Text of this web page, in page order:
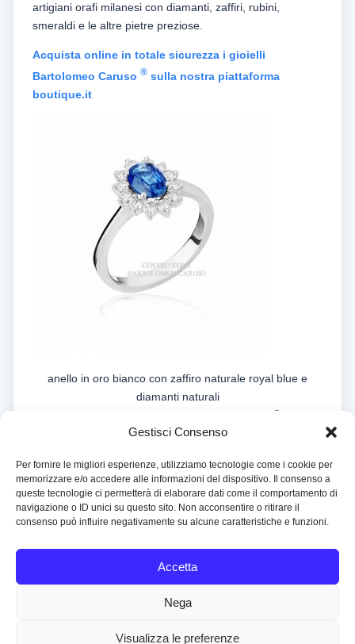
Gestisci Consenso
Per fornire le migliori esperienze, utilizziamo tecnologie come i cookie per
memorizzare e/o accedere alle informazioni del dispositivo. Il consenso a
queste tecnologie ci permetterà di elaborare dati come il comportamento di
navigazione o ID unici su questo sito. Non acconsentire o ritirare il
consenso può influire negativamente su alcune caratteristiche e funzioni.
Accetta
Nega
Visualizza le preferenze
artigiani orafi milanesi con diamanti, zaffiri, rubini,
smeraldi e le altre pietre preziose.
Acquista online in totale sicurezza i gioielli
Bartolomeo Caruso ® sulla nostra piattaforma
boutique.it
anello in oro bianco con zaffiro naturale royal blue e
diamanti naturali
®
Reserved
Banca d’Italia 5002068
Organismo Agenti Mediatori OPO-195